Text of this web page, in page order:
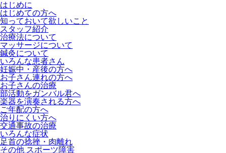
はじめに
はじめての方へ
知っておいて欲しいこと
スタッフ紹介
治療法について
マッサージについて
鍼灸について
いろんな患者さん
妊娠中・産後の方へ
お子さん連れの方へ
お子さんの治療
部活動をガンバル君へ
楽器を演奏される方へ
ご年配の方へ
治りにくい方へ
交通事故の治療
いろんな症状
足首の捻挫・肉離れ
その他 スポーツ障害